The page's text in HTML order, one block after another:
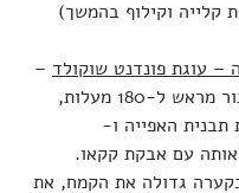
קלייה וקילוף בהמשך)
– עוגת פונדנט שוקולד –
מחממים תנור מראש ל-180 מעלות,
תבנית האפייה ו-
עם אבקת קקאו.
גדולה את הקמח, את